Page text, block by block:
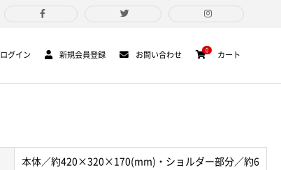
ログイン 新規会員登録 お問い合わせ
0
カート
本体／約420×320×170(mm)・ショルダー部分／約6